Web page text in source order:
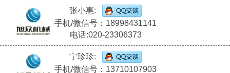
张小惠:
手机/微信号：18998431141
电话:020-23306373
宁珍珍:
手机/微信号：13710107903